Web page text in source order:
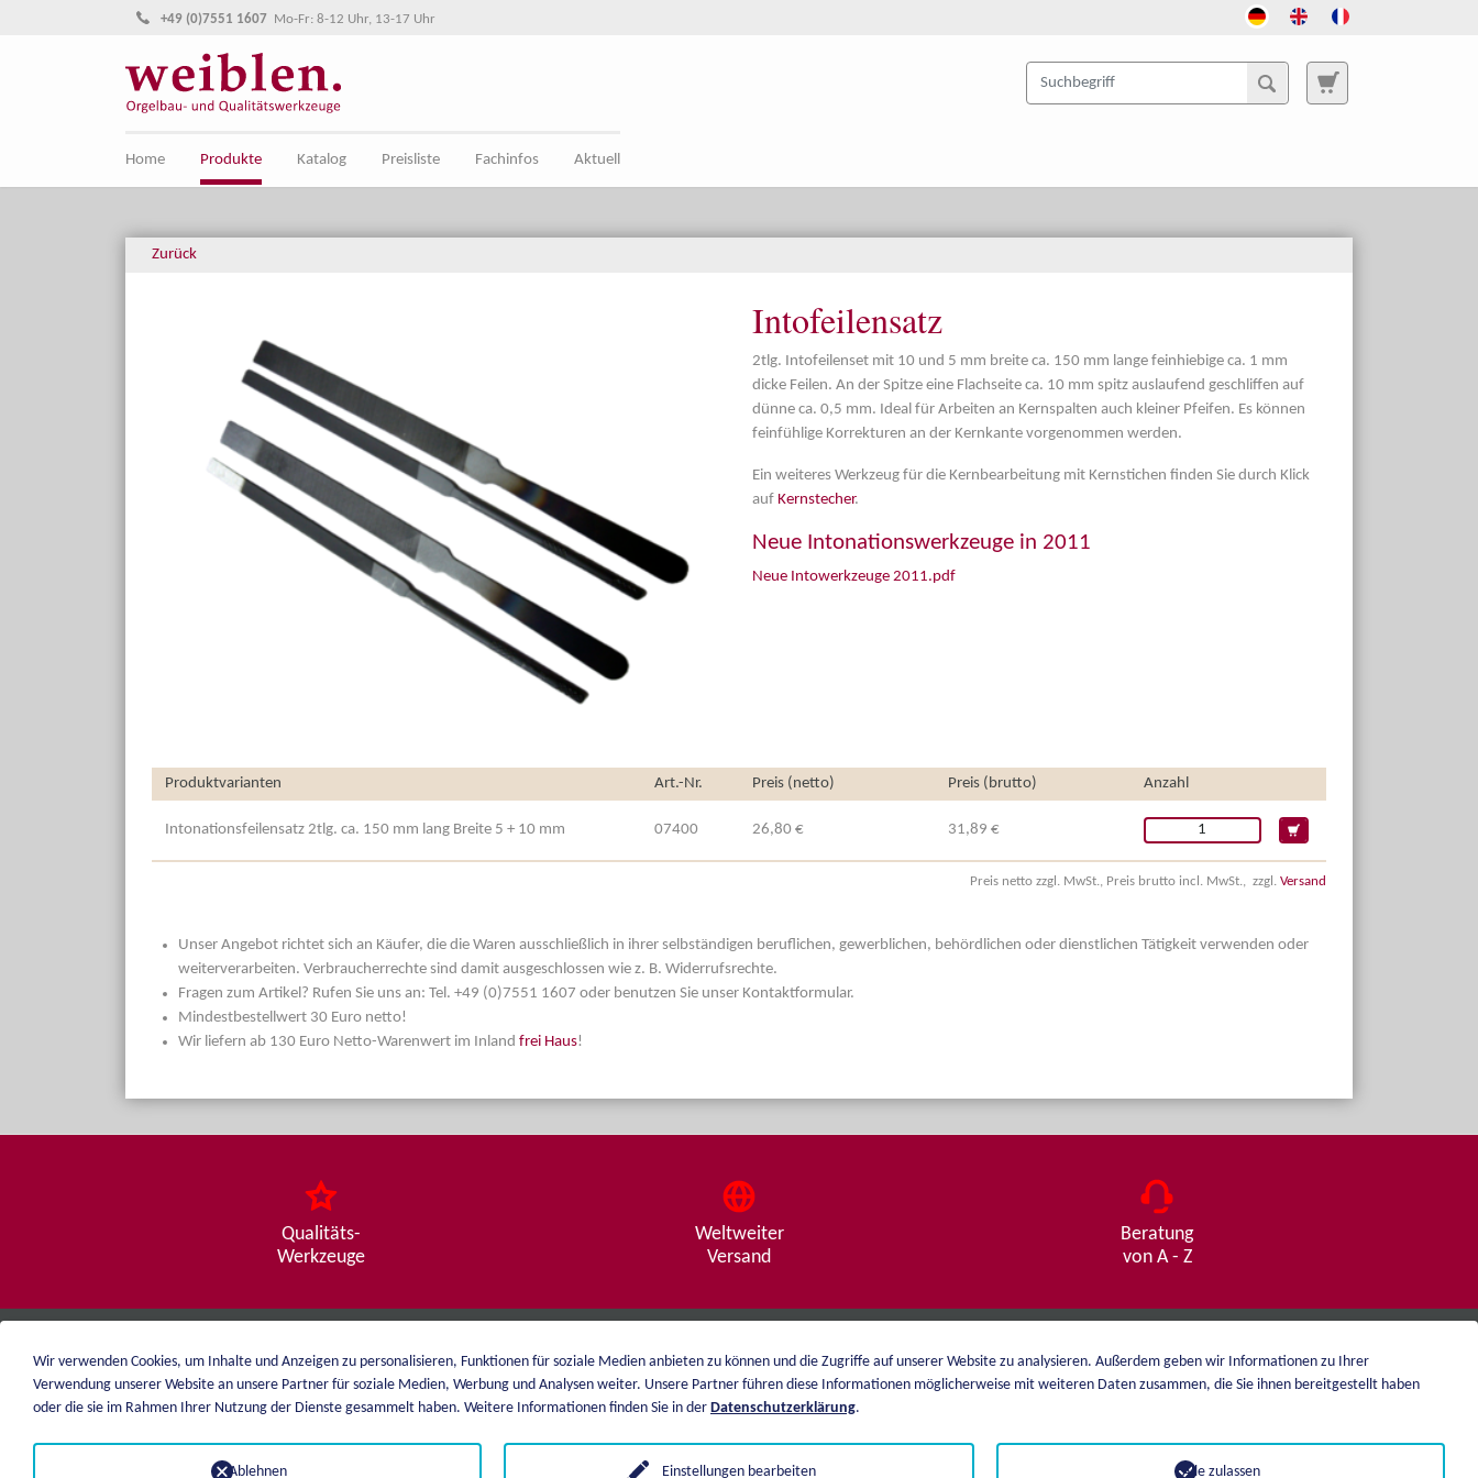
Direkt zur Hauptnavigation springen
Direkt zum Inhalt springen
+49 (0)7551 1607 Mo-Fr: 8-12 Uhr, 13-17 Uhr
Home Produkte Katalog Preisliste Fachinfos Aktuell
Zurück
Intofeilensatz
2tlg. Intofeilenset mit 10 und 5 mm breite ca. 150 mm lange feinhiebige ca. 1 mm
dicke Feilen. An der Spitze eine Flachseite ca. 10 mm spitz auslaufend geschliffen auf
dünne ca. 0,5 mm. Ideal für Arbeiten an Kernspalten auch kleiner Pfeifen. Es können
feinfühlige Korrekturen an der Kernkante vorgenommen werden.
Ein weiteres Werkzeug für die Kernbearbeitung mit Kernstichen finden Sie durch Klick
auf Kernstecher.
Neue Intonationswerkzeuge in 2011
Neue Intowerkzeuge 2011.pdf
Produktvarianten Art.-Nr. Preis (netto) Preis (brutto) Anzahl
Intonationsfeilensatz 2tlg. ca. 150 mm lang Breite 5 + 10 mm 07400 26,80 € 31,89 €
Preis netto zzgl. MwSt., Preis brutto incl. MwSt., zzgl. Versand
Unser Angebot richtet sich an Käufer, die die Waren ausschließlich in ihrer selbständigen beruflichen, gewerblichen, behördlichen oder dienstlichen Tätigkeit verwenden oder
weiterverarbeiten. Verbraucherrechte sind damit ausgeschlossen wie z. B. Widerrufsrechte.
Fragen zum Artikel? Rufen Sie uns an: Tel. +49 (0)7551 1607 oder benutzen Sie unser Kontaktformular.
Mindestbestellwert 30 Euro netto!
Wir liefern ab 130 Euro Netto-Warenwert im Inland frei Haus!
Qualitäts-
Werkzeuge
Weltweiter
Versand
Beratung
von A - Z
weiblen.
Katalog
Impressum
Wir verwenden Cookies, um Inhalte und Anzeigen zu personalisieren, Funktionen für soziale Medien anbieten zu können und die Zugriffe auf unserer Website zu analysieren. Außerdem geben wir Informationen zu Ihrer
Verwendung unserer Website an unsere Partner für soziale Medien, Werbung und Analysen weiter. Unsere Partner führen diese Informationen möglicherweise mit weiteren Daten zusammen, die Sie ihnen bereitgestellt haben
oder die sie im Rahmen Ihrer Nutzung der Dienste gesammelt haben. Weitere Informationen finden Sie in der Datenschutzerklärung.
Einstellungen bearbeiten
Ablehnen Alle zulassen